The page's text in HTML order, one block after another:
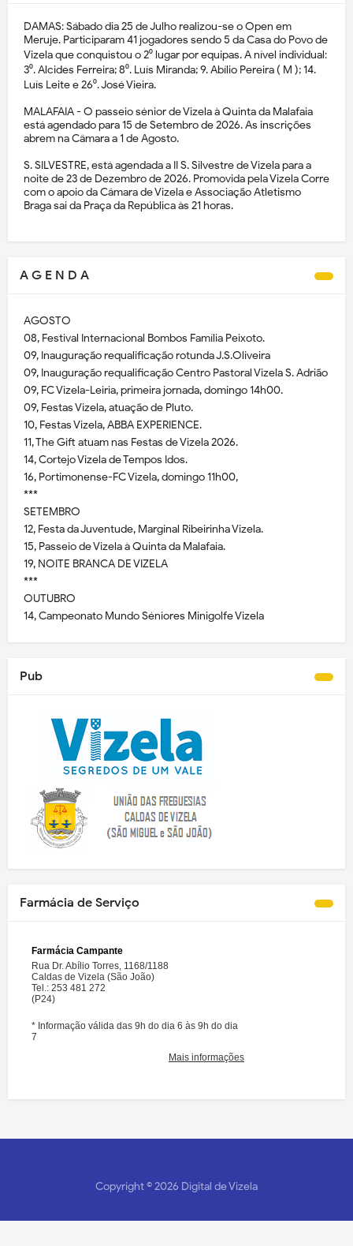
DAMAS: Sábado dia 25 de Julho realizou-se o Open em
Meruje. Participaram 41 jogadores sendo 5 da Casa do Povo de
Vizela que conquistou o 2⁰ lugar por equipas. A nível individual:
3⁰. Alcides Ferreira; 8⁰. Luís Miranda; 9. Abílio Pereira ( M ); 14.
Luís Leite e 26⁰. José Vieira.
MALAFAIA - O passeio sénior de Vizela à Quinta da Malafaia
está agendado para 15 de Setembro de 2026. As inscrições
abrem na Câmara a 1 de Agosto.
S. SILVESTRE, está agendada a II S. Silvestre de Vizela para a
noite de 23 de Dezembro de 2026. Promovida pela Vizela Corre
com o apoio da Câmara de Vizela e Associação Atletismo
Braga sai da Praça da República às 21 horas.
A G E N D A
AGOSTO
08, Festival Internacional Bombos Família Peixoto.
09, Inauguração requalificação rotunda J.S.Oliveira
09, Inauguração requalificação Centro Pastoral Vizela S. Adrião
09, FC Vizela-Leiria, primeira jornada, domingo 14h00.
09, Festas Vizela, atuação de Pluto.
10, Festas Vizela, ABBA EXPERIENCE.
11, The Gift atuam nas Festas de Vizela 2026.
14, Cortejo Vizela de Tempos Idos.
16, Portimonense-FC Vizela, domingo 11h00,
***
SETEMBRO
12, Festa da Juventude, Marginal Ribeirinha Vizela.
15, Passeio de Vizela à Quinta da Malafaia.
19, NOITE BRANCA DE VIZELA
***
OUTUBRO
14, Campeonato Mundo Séniores Minigolfe Vizela
Pub
Farmácia de Serviço
Copyright ©2026 Digital de Vizela